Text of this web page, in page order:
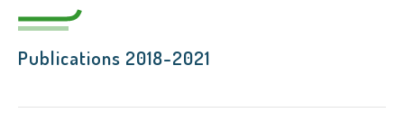
CLUNL
Publications 2018-2021